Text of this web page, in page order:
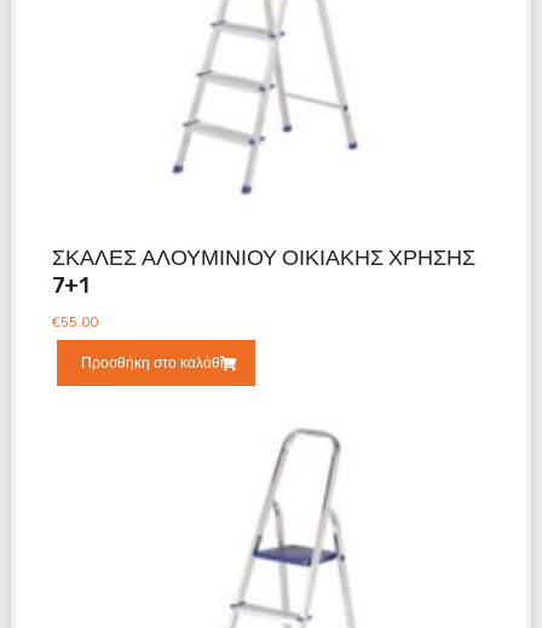
ΣΚΑΛΕΣ ΑΛΟΥΜΙΝΙΟΥ ΟΙΚΙΑΚΗΣ ΧΡΗΣΗΣ
7+1
€55.00
Προσθήκη στο καλάθι